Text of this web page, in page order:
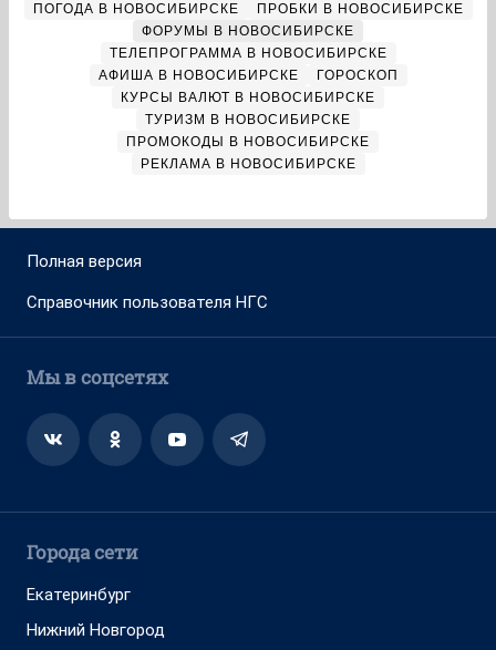
ПОГОДА В НОВОСИБИРСКЕ
ПРОБКИ В НОВОСИБИРСКЕ
ФОРУМЫ В НОВОСИБИРСКЕ
ТЕЛЕПРОГРАММА В НОВОСИБИРСКЕ
АФИША В НОВОСИБИРСКЕ
ГОРОСКОП
КУРСЫ ВАЛЮТ В НОВОСИБИРСКЕ
ТУРИЗМ В НОВОСИБИРСКЕ
ПРОМОКОДЫ В НОВОСИБИРСКЕ
РЕКЛАМА В НОВОСИБИРСКЕ
Полная версия
Справочник пользователя НГС
Мы в соцсетях
Города сети
Екатеринбург
Нижний Новгород